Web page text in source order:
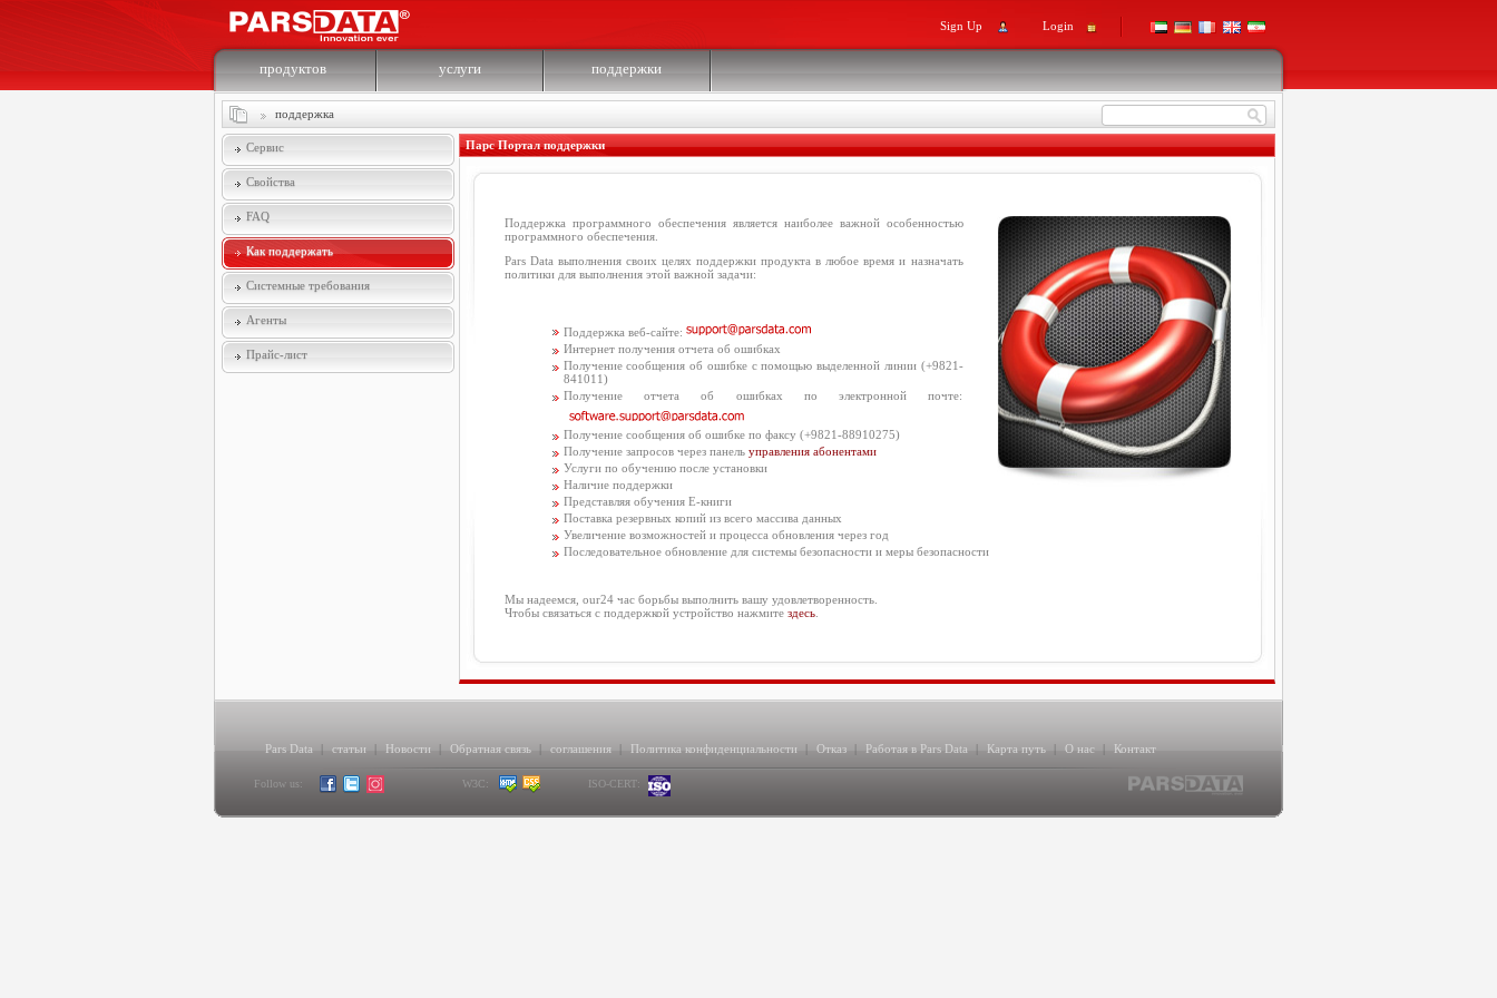
Login
Sign Up
продуктов услуги поддержки
поддержка
Парс Портал поддержки
Поддержка программного обеспечения является наиболее важной особенностью
программного обеспечения.
Pars Data выполнения своих целях поддержки продукта в любое время и назначать
политики для выполнения этой важной задачи:
Поддержка веб-сайте:
Интернет получения отчета об ошибках
Получение сообщения об ошибке с помощью выделенной линии (+9821-
841011)
Получение отчета об ошибках по электронной почте:
Получение сообщения об ошибке по факсу (+9821-88910275)
Получение запросов через панель управления абонентами
Услуги по обучению после установки
Наличие поддержки
Представляя обучения E-книги
Поставка резервных копий из всего массива данных
Увеличение возможностей и процесса обновления через год
Последовательное обновление для системы безопасности и меры безопасности
Мы надеемся, our24 час борьбы выполнить вашу удовлетворенность.
Чтобы связаться с поддержкой устройство нажмите здесь.
Сервис
Свойства
FAQ
Как поддержать
Системные требования
Агенты
Прайс-лист
Pars Data | статьи | Новости | Обратная связь | соглашения | Политика конфиденциальности | Отказ | Работая в Pars Data | Карта путь | О нас | Контакт
Follow us: W3C: ISO-CERT: